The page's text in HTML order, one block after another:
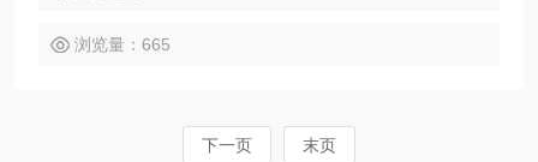
浏览量：665
下一页 末页